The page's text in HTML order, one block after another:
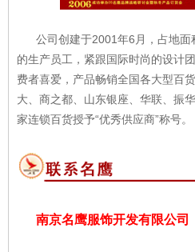
公司创建于2001年6月，占地面
的生产员工，紧跟国际时尚的设计
费者喜爱，产品畅销全国各大型百
大、商之都、山东银座、华联、振
家连锁百货授予“优秀供应商”称号。
南京名鹰服饰开发有限公司